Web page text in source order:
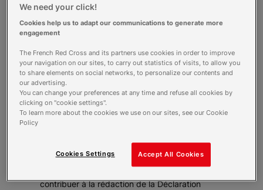
La Déclaration Jeunesse sera rédigée et
proclamée par des jeunes lors des
Assises de la Jeunesse de la Croix-
toute l’association sur le rôle et la place
des jeunes en son sein.
les préinscriptions pour les Assises de la
Jeunesses sont closes mais vous pouvez vous
Assises ! Votre contribution permettra d’enrichir
cette déclaration, nous en avons besoin !
contribuer à la rédaction de la Déclaration
We need your click!
Cookies help us to adapt our communications to generate more
engagement
The French Red Cross and its partners use cookies in order to improve
your navigation on our sites, to carry out statistics of visits, to allow you
to share elements on social networks, to personalize our contents and
our advertising.
You can change your preferences at any time and refuse all cookies by
clicking on "cookie settings".
To learn more about the cookies we use on our sites, see our Cookie
Policy
Accept All Cookies
Cookies Settings